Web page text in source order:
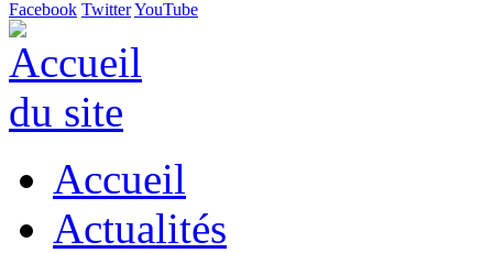
Facebook TwitterYouTube
Accueil
Actualités